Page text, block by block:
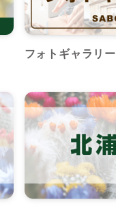
フォトギャラリー